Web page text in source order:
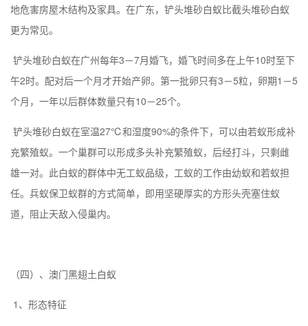
地危害房屋木结构及家具。在广东，铲头堆砂白蚁比截头堆砂白蚁
更为常见。
铲头堆砂白蚁在广州每年3－7月婚飞，婚飞时间多在上午10时至下
午2时。配对后一个月才开始产卵。第一批卵只有3－5粒，卵期1－5
个月，一年以后群体数量只有10－25个。
铲头堆砂白蚁在室温27℃和湿度90%的条件下，可以由若蚁形成补
充繁殖蚁。一个巢群可以形成多头补充繁殖蚁，后经打斗，只剩雌
雄一对。此白蚁的群体中无工蚁品级，工蚁的工作由幼蚁和若蚁担
任。兵蚁保卫蚁群的方式简单，即用坚硬厚实的方形头壳塞住蚁
道，阻止天敌入侵巢内。
（四）、 澳门黑翅土白蚁
1、形态特征